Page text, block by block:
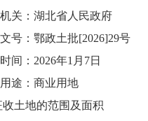
：湖北省人民政府
：鄂政土批[2026]29号
：2026年1月7日
：商业用地
地的范围及面积